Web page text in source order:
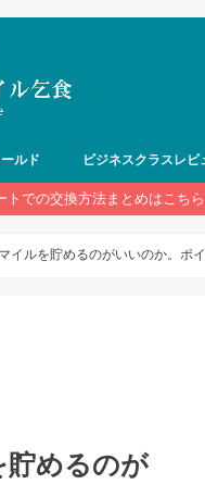
ルド ビジネスクラスレビ
での交換方法まとめはこちら
イルを貯めるのがいいのか。ポ
貯めるのが